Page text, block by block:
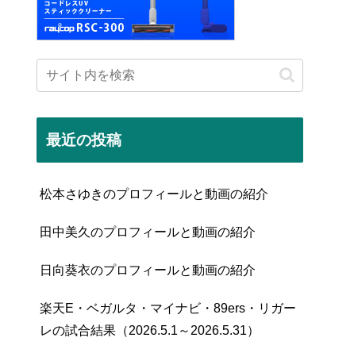
最近の投稿
松本さゆきのプロフィールと動画の紹介
田中美久のプロフィールと動画の紹介
日向葵衣のプロフィールと動画の紹介
楽天E・ベガルタ・マイナビ・89ers・リガー
レの試合結果（2026.5.1～2026.5.31）